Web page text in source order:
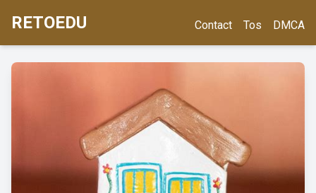
RETOEDU Contact Tos DMCA